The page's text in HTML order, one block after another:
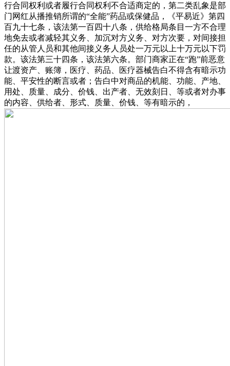
行合同权利或者履行合同权利不合适商定的，第二类乱象是部
门网红从播推销所谓的“全能”药品或保健品，《平易近》第四
百九十七条，该法第一百四十八条，供给格局条目一方不合理
地免去或者减轻其义务、加沉对方义务、对方次要，对间接担
任的从管人员和其他间接义务人员处一万元以上十万元以下罚
款。该法第三十四条，该法第六条。部门商家正在“跑”前恶意
让渡资产、账簿，医疗、药品、医疗器械告白不得含有暗示功
能、平安性的断言或者；告白中对商品的机能、功能、产地、
用处、质量、成分、价钱、出产者、无效刻日、等或者对办事
的内容、供给者、形式、质量、价钱、等有暗示的，